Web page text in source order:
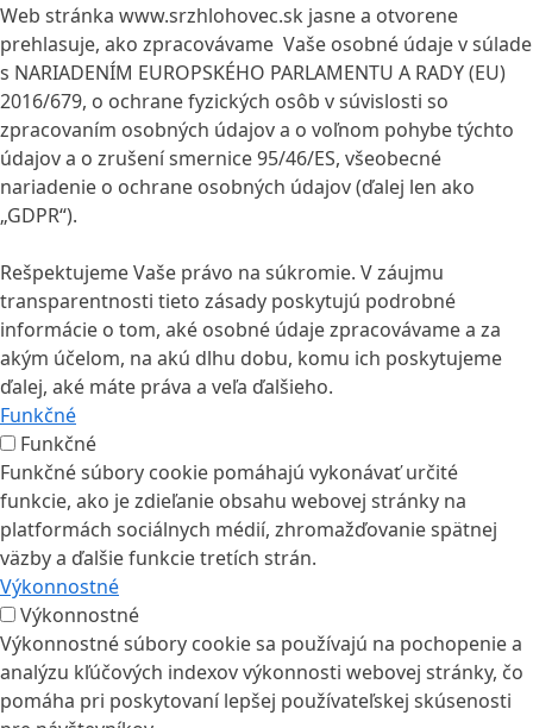
Web stránka www.srzhlohovec.sk jasne a otvorene
prehlasuje, ako zpracovávame Vaše osobné údaje v súlade
s NARIADENÍM EUROPSKÉHO PARLAMENTU A RADY (EU)
2016/679, o ochrane fyzických osôb v súvislosti so
zpracovaním osobných údajov a o voľnom pohybe týchto
údajov a o zrušení smernice 95/46/ES, všeobecné
nariadenie o ochrane osobných údajov (ďalej len ako
„GDPR“).
Rešpektujeme Vaše právo na súkromie. V záujmu
transparentnosti tieto zásady poskytujú podrobné
informácie o tom, aké osobné údaje zpracovávame a za
akým účelom, na akú dlhu dobu, komu ich poskytujeme
ďalej, aké máte práva a veľa ďalšieho.
Funkčné
Funkčné
Funkčné súbory cookie pomáhajú vykonávať určité
funkcie, ako je zdieľanie obsahu webovej stránky na
platformách sociálnych médií, zhromažďovanie spätnej
väzby a ďalšie funkcie tretích strán.
Výkonnostné
Výkonnostné
Výkonnostné súbory cookie sa používajú na pochopenie a
analýzu kľúčových indexov výkonnosti webovej stránky, čo
pomáha pri poskytovaní lepšej používateľskej skúsenosti